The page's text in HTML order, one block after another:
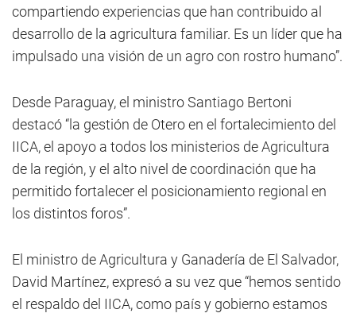
compartiendo experiencias que han contribuido al
desarrollo de la agricultura familiar. Es un líder que ha
impulsado una visión de un agro con rostro humano”.
Desde Paraguay, el ministro Santiago Bertoni
destacó “la gestión de Otero en el fortalecimiento del
IICA, el apoyo a todos los ministerios de Agricultura
de la región, y el alto nivel de coordinación que ha
permitido fortalecer el posicionamiento regional en
los distintos foros”.
El ministro de Agricultura y Ganadería de El Salvador,
David Martínez, expresó a su vez que “hemos sentido
el respaldo del IICA, como país y gobierno estamos